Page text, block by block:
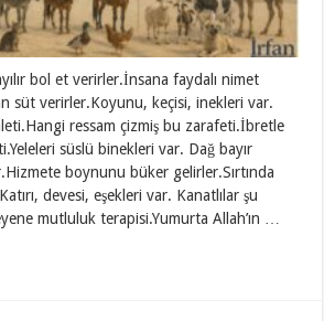
bol et verirler.İnsana faydalı nimet
süt verirler.Koyunu, keçisi, inekleri var.
ressam çizmiş bu zarafeti.İbretle
süslü binekleri var. Dağ bayır
boynunu büker gelirler.Sırtında
devesi, eşekleri var. Kanatlılar şu
mutluluk terapisi.Yumurta Allah’ın …